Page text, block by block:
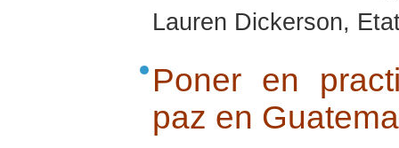
Lauren Dickerson,
Poner en
paz en